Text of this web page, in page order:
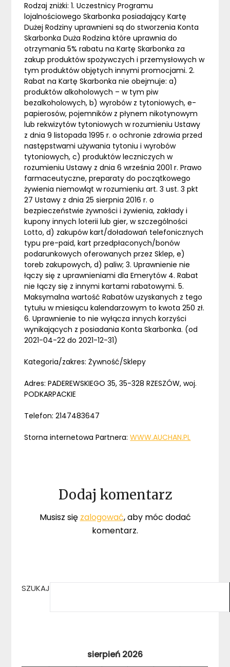
Rodzaj zniżki: 1. Uczestnicy Programu
lojalnościowego Skarbonka posiadający Kartę
Dużej Rodziny uprawnieni są do stworzenia Konta
Skarbonka Duża Rodzina które uprawnia do
otrzymania 5% rabatu na Kartę Skarbonka za
zakup produktów spożywczych i przemysłowych w
tym produktów objętych innymi promocjami. 2.
Rabat na Kartę Skarbonka nie obejmuje: a)
produktów alkoholowych – w tym piw
bezalkoholowych, b) wyrobów z tytoniowych, e-
papierosów, pojemników z płynem nikotynowym
lub rekwizytów tytoniowych w rozumieniu Ustawy
z dnia 9 listopada 1995 r. o ochronie zdrowia przed
następstwami używania tytoniu i wyrobów
tytoniowych, c) produktów leczniczych w
rozumieniu Ustawy z dnia 6 września 2001 r. Prawo
farmaceutyczne, preparaty do początkowego
żywienia niemowląt w rozumieniu art. 3 ust. 3 pkt
27 Ustawy z dnia 25 sierpnia 2016 r. o
bezpieczeństwie żywności i żywienia, zakłady i
kupony innych loterii lub gier, w szczególności
Lotto, d) zakupów kart/doładowań telefonicznych
typu pre-paid, kart przedpłaconych/bonów
podarunkowych oferowanych przez Sklep, e)
toreb zakupowych, d) paliw; 3. Uprawnienie nie
łączy się z uprawnieniami dla Emerytów 4. Rabat
nie łączy się z innymi kartami rabatowymi. 5.
Maksymalna wartość Rabatów uzyskanych z tego
tytułu w miesiącu kalendarzowym to kwota 250 zł.
6. Uprawnienie to nie wyłącza innych korzyści
wynikających z posiadania Konta Skarbonka. (od
2021-04-22 do 2021-12-31)
Kategoria/zakres: Żywność/Sklepy
Adres: PADEREWSKIEGO 35, 35-328 RZESZÓW, woj.
PODKARPACKIE
Telefon: 2147483647
Storna internetowa Partnera:WWW.AUCHAN.PL
Dodaj komentarz
Musisz się zalogować, aby móc dodać
komentarz.
SZUKAJ
sierpień 2026